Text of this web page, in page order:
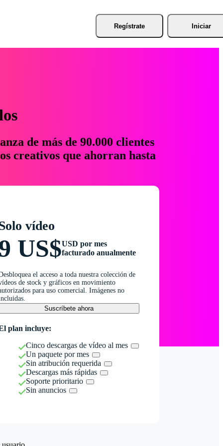
Regístrate Iniciar
de más de 90.000 clientes
creativos que ahorran hasta
vídeo
US$USD por mes
facturado anualmente
el acceso a toda nuestra colección de
de stock y gráficos en movimiento
para uso comercial. Imágenes no
Suscríbete ahora
plan incluye:
Cinco descargas de vídeo al mes
Un paquete por mes
Sin atribución requerida
Descargas más rápidas
Soporte prioritario
Sin anuncios